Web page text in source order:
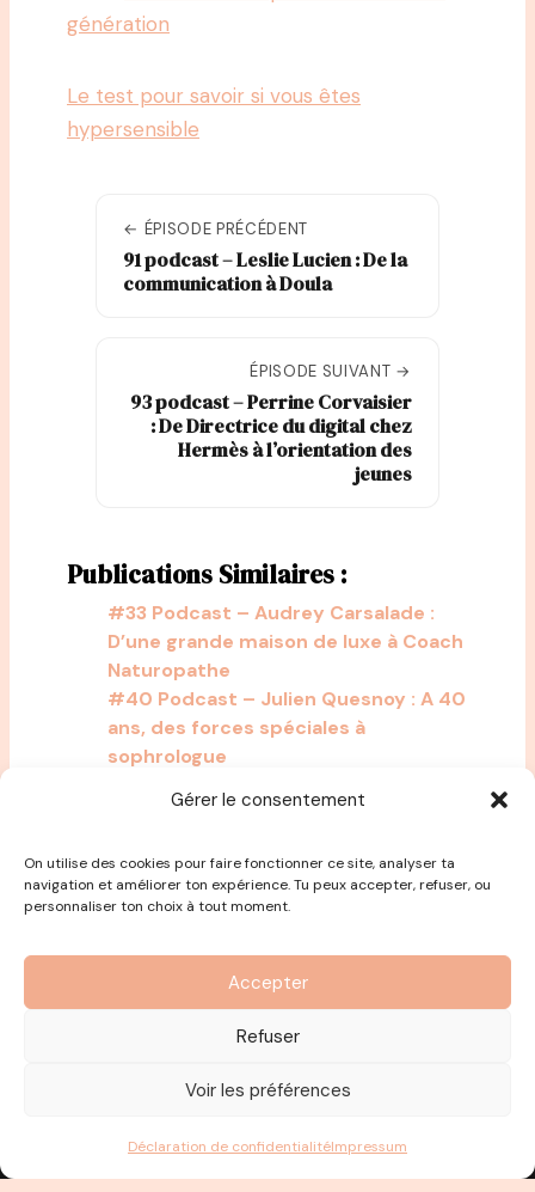
Gérer le consentement
On utilise des cookies pour faire fonctionner ce site, analyser ta
navigation et améliorer ton expérience. Tu peux accepter, refuser, ou
personnaliser ton choix à tout moment.
Accepter
Refuser
Voir les préférences
Déclaration de confidentialitéImpressum
génération
Le test pour savoir si vous êtes
hypersensible
← ÉPISODE PRÉCÉDENT
91 podcast – Leslie Lucien : De la
communication à Doula
ÉPISODE SUIVANT →
93 podcast – Perrine Corvaisier
: De Directrice du digital chez
Hermès à l’orientation des
jeunes
Publications Similaires :
#33 Podcast – Audrey Carsalade :
D’une grande maison de luxe à Coach
Naturopathe
#40 Podcast – Julien Quesnoy : A 40
ans, des forces spéciales à
sophrologue
Soleil à écrivain à Sophrologue